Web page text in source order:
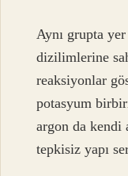
Aynı grupta
dizilimlerine
reaksiyonlar
potasyum
argon da kendi
tepkisiz yapı